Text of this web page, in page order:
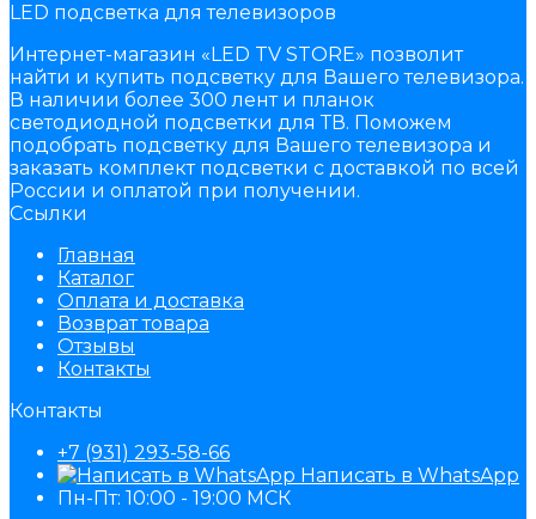
LED подсветка для телевизоров
Интернет-магазин «LED TV STORE» позволит
найти и купить подсветку для Вашего телевизора.
В наличии более 300 лент и планок
светодиодной подсветки для ТВ. Поможем
подобрать подсветку для Вашего телевизора и
заказать комплект подсветки с доставкой по всей
России и оплатой при получении.
Ссылки
Главная
Каталог
Оплата и доставка
Возврат товара
Отзывы
Контакты
Контакты
+7 (931) 293-58-66
Написать в WhatsApp
Пн-Пт: 10:00 - 19:00 МСК